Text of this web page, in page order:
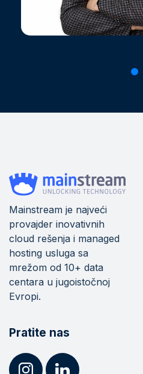
Mainstream je najveći
provajder inovativnih
cloud rešenja i managed
hosting usluga sa
mrežom od 10+ data
centara u jugoistočnoj
Evropi.
Pratite nas